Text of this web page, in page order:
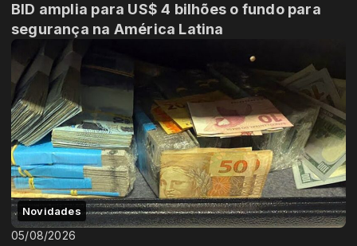
BID amplia para US$ 4 bilhões o fundo para
segurança na América Latina
Novidades
05/08/2026